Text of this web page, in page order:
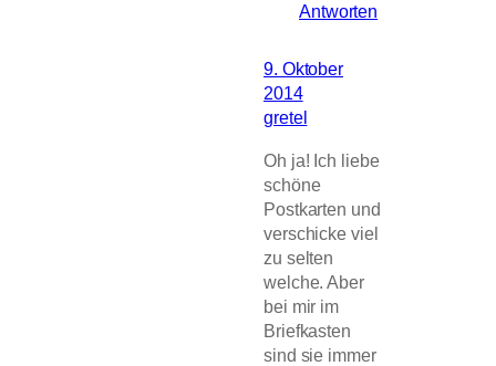
Antworten
9. Oktober
2014
gretel
Oh ja! Ich liebe
schöne
Postkarten und
verschicke viel
zu selten
welche. Aber
bei mir im
Briefkasten
sind sie immer